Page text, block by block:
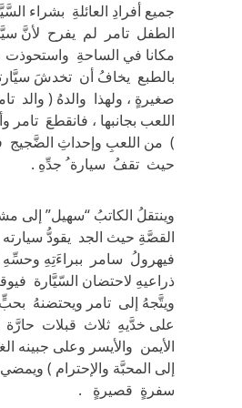
جميع أفرادِ العائلةِ بشراء
الطفل تامر لم يفرح لأنَّ
مكانا في الساحةِ
بالطبع يخافُ أن تخدشَ
صغيرةٍ ، ولهذا والدهُ ( والد
اللعب بجانبها ، فانقطعَ تامر
) من اللعبِ وإحداثِ
حيث تقفُ سيارة ُ جدِّهِ .
وينتقلُ الكاتبُ “سهيل” إلى
القصَّةِ حيث الجد يقودُّ سيارته
فيهرولُ سامر ببراءَتِهِ وحسِّهِ
ذراعيهِ لاحتضان السّيَّارة
ويتَّجهُ إلى تامر ويحتضنهُ
على خدَّيهِ ثلاث قبلات
الأيمن والأيسر وعلى جبينه
إلى المحبَّة والإحترام )
سفرةٍ قصيرةٍ .